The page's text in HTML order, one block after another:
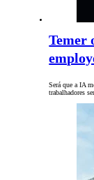
Temer
Será que a IA
trabalhadores